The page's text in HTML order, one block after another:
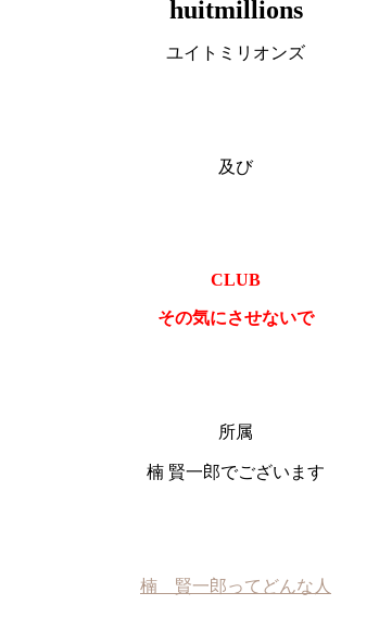
huitmillions
ユイトミリオンズ
及び
CLUB
その気にさせないで
所属
楠 賢一郎でございます
楠 賢一郎ってどんな人